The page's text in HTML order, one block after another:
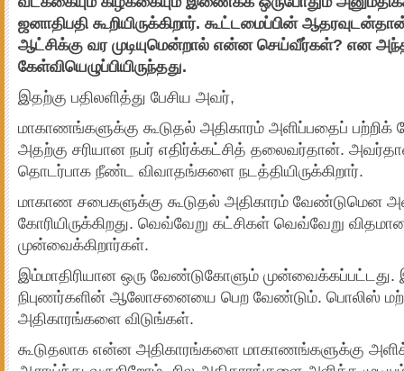
ஜனாதிபதி கூறியிருக்கிறார். கூட்டமைப்பின்
ஆட்சிக்கு வர முடியுமென்றால் என்ன செய்வீர்கள்? என
கேள்வியெழுப்பியிருந்தது.
இதற்கு பதிலளித்து பேசிய அவர்,
மாகாணங்களுக்கு கூடுதல் அதிகாரம் அளிப்பதைப்
அதற்கு சரியான நபர் எதிர்க்கட்சித் தலைவர்தான்.
தொடர்பாக நீண்ட விவாதங்களை நடத்தியிருக்கிறார்.
மாகாண சபைகளுக்கு கூடுதல் அதிகாரம் வேண்டுமென
கோரியிருக்கிறது. வெவ்வேறு கட்சிகள் வெவ்வேறு
முன்வைக்கிறார்கள்.
இம்மாதிரியான ஒரு வேண்டுகோளும் முன்வைக்கப்பட்டது.
நிபுணர்களின் ஆலோசனையை பெற வேண்டும். பொலிஸ்
அதிகாரங்களை விடுங்கள்.
கூடுதலாக என்ன அதிகாரங்களை மாகாணங்களுக்கு